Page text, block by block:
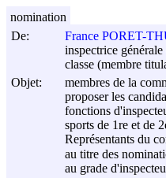
De:
France PORET-
inspectrice générale
classe (membre
Objet:
membres de la
proposer les
fonctions
sports de 1re et de
Représentants du
au titre des
au grade
nomination